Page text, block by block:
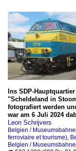
Ins SDP-
"Scheldeland in
fotografiert werden
war am 6 Juli 2024
Leon Schrijvers
Belgien /
ferroviaire et tourisme),
Belgien /